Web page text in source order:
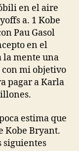
en el aire
a. 1 Kobe
Pau Gasol
en el
la mente una
mi objetivo
pagar a Karla
estima que
Kobe Bryant.
siguientes